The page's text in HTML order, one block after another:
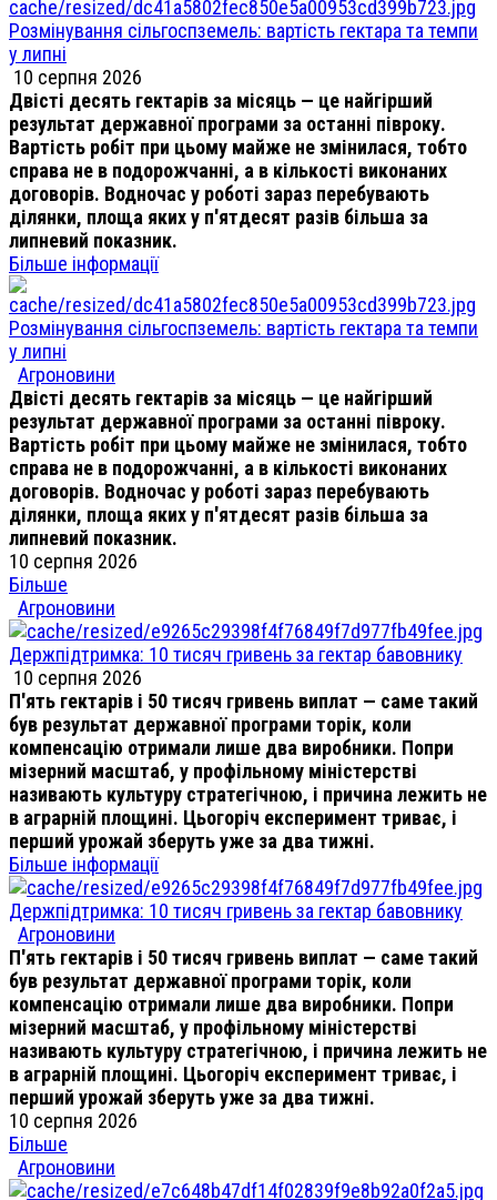
Розмінування сільгоспземель: вартість гектара та темпи
у липні
10 серпня 2026
Двісті десять гектарів за місяць — це найгірший
результат державної програми за останні півроку.
Вартість робіт при цьому майже не змінилася, тобто
справа не в подорожчанні, а в кількості виконаних
договорів. Водночас у роботі зараз перебувають
ділянки, площа яких у п'ятдесят разів більша за
липневий показник.
Більше інформації
Розмінування сільгоспземель: вартість гектара та темпи
у липні
Агроновини
Двісті десять гектарів за місяць — це найгірший
результат державної програми за останні півроку.
Вартість робіт при цьому майже не змінилася, тобто
справа не в подорожчанні, а в кількості виконаних
договорів. Водночас у роботі зараз перебувають
ділянки, площа яких у п'ятдесят разів більша за
липневий показник.
10 серпня 2026
Більше
Агроновини
Держпідтримка: 10 тисяч гривень за гектар бавовнику
10 серпня 2026
П'ять гектарів і 50 тисяч гривень виплат — саме такий
був результат державної програми торік, коли
компенсацію отримали лише два виробники. Попри
мізерний масштаб, у профільному міністерстві
називають культуру стратегічною, і причина лежить не
в аграрній площині. Цьогоріч експеримент триває, і
перший урожай зберуть уже за два тижні.
Більше інформації
Держпідтримка: 10 тисяч гривень за гектар бавовнику
Агроновини
П'ять гектарів і 50 тисяч гривень виплат — саме такий
був результат державної програми торік, коли
компенсацію отримали лише два виробники. Попри
мізерний масштаб, у профільному міністерстві
називають культуру стратегічною, і причина лежить не
в аграрній площині. Цьогоріч експеримент триває, і
перший урожай зберуть уже за два тижні.
10 серпня 2026
Більше
Агроновини